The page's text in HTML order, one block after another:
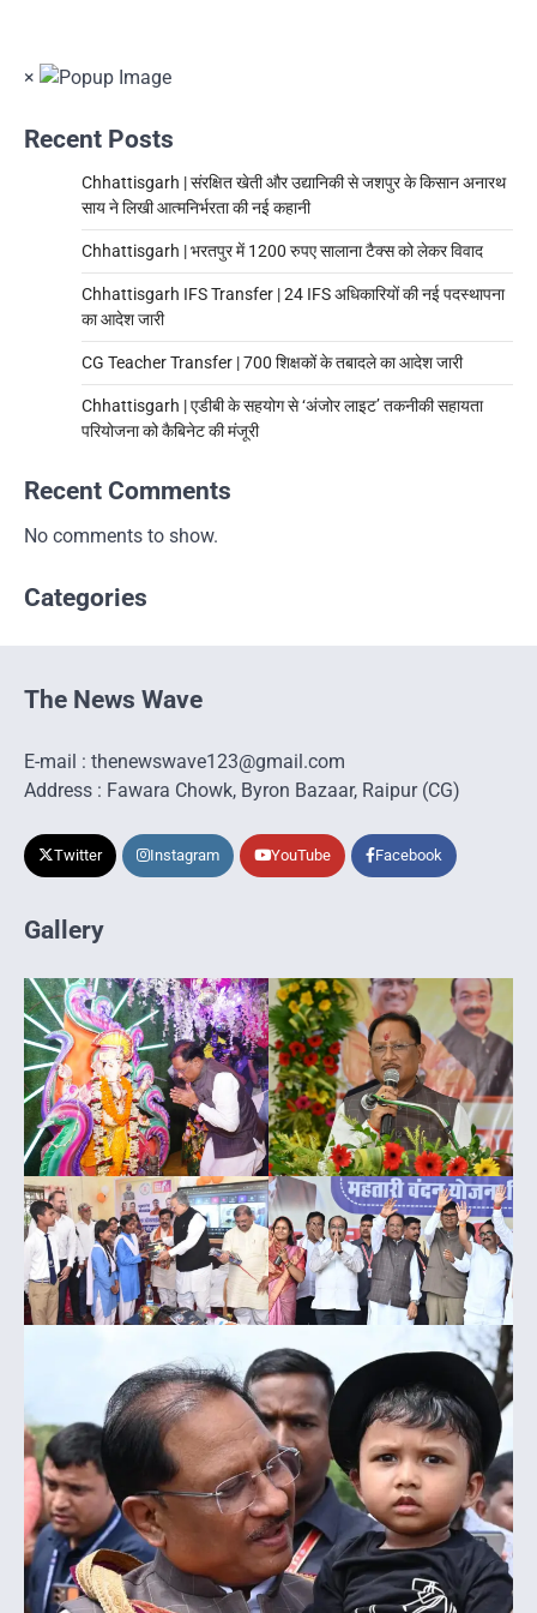
×
Recent Posts
Chhattisgarh | संरक्षित खेती और उद्यानिकी से जशपुर के किसान अनारथ
साय ने लिखी आत्मनिर्भरता की नई कहानी
Chhattisgarh | भरतपुर में 1200 रुपए सालाना टैक्स को लेकर विवाद
Chhattisgarh IFS Transfer | 24 IFS अधिकारियों की नई पदस्थापना
का आदेश जारी
CG Teacher Transfer | 700 शिक्षकों के तबादले का आदेश जारी
Chhattisgarh | एडीबी के सहयोग से ‘अंजोर लाइट’ तकनीकी सहायता
परियोजना को कैबिनेट की मंजूरी
Recent Comments
No comments to show.
Categories
The News Wave
E-mail : thenewswave123@gmail.com
Address : Fawara Chowk, Byron Bazaar, Raipur (CG)
Twitter Instagram YouTube Facebook
Gallery